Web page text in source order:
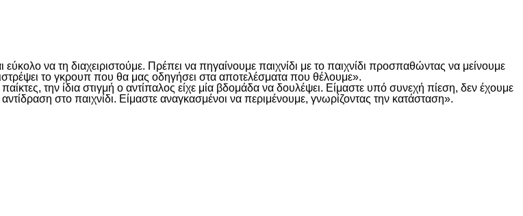
να τη διαχειριστούμε. Πρέπει να πηγαίνουμε παιχνίδι με το παιχνίδι προσπαθώντας να μείνουμε
το γκρουπ που θα μας οδηγήσει στα αποτελέσματα που θέλουμε».
την ίδια στιγμή ο αντίπαλος είχε μία βδομάδα να δουλέψει. Είμαστε υπό συνεχή πίεση, δεν έχουμε
στο παιχνίδι. Είμαστε αναγκασμένοι να περιμένουμε, γνωρίζοντας την κατάσταση».